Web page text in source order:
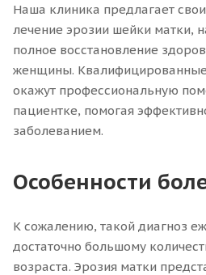
Наша клиника предлагает
лечение эрозии шейки матки,
полное восстановление
женщины.
окажут профессиональную
пациентке, помогая
заболеванием.
Особенности
К сожалению, такой диагноз
достаточно большому
возраста. Эрозия матки